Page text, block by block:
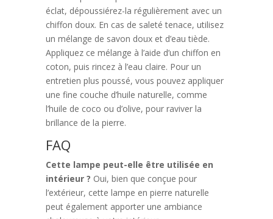
éclat, dépoussiérez-la régulièrement avec un
chiffon doux. En cas de saleté tenace, utilisez
un mélange de savon doux et d’eau tiède.
Appliquez ce mélange à l’aide d’un chiffon en
coton, puis rincez à l’eau claire. Pour un
entretien plus poussé, vous pouvez appliquer
une fine couche d’huile naturelle, comme
l’huile de coco ou d’olive, pour raviver la
brillance de la pierre.
FAQ
Cette lampe peut-elle être utilisée en
intérieur ? Oui, bien que conçue pour
l’extérieur, cette lampe en pierre naturelle
peut également apporter une ambiance